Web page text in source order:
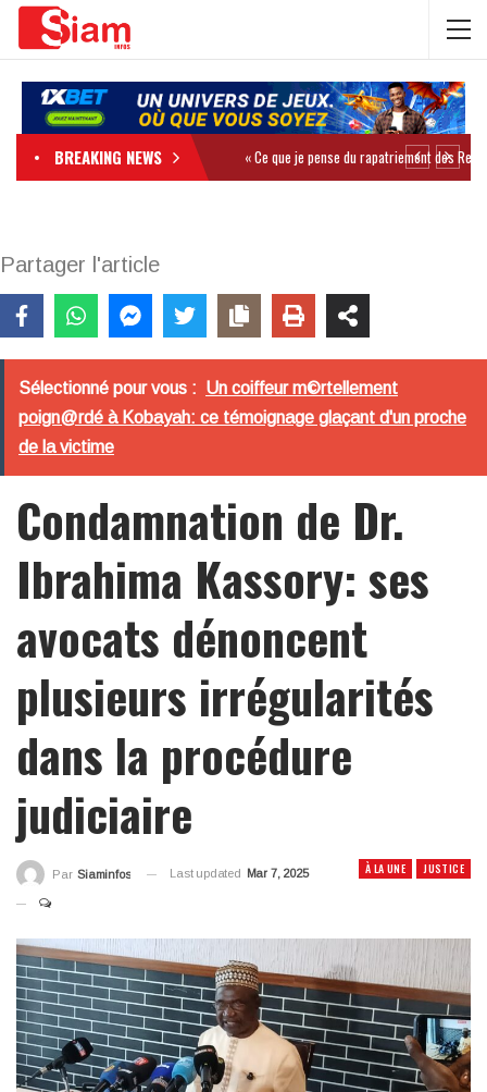
BREAKING NEWS
Partager l'article
Sélectionné pour vous : Un coiffeur m©rtellement
poign@rdé à Kobayah: ce témoignage glaçant d'un proche
de la victime
Condamnation de Dr.
Ibrahima Kassory: ses
avocats dénoncent
plusieurs irrégularités
dans la procédure
judiciaire
À LA UNE JUSTICE
Par Siaminfos Last updated Mar 7, 2025